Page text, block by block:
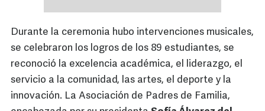
Durante la ceremonia hubo intervenciones musicales,
se celebraron los logros de los 89 estudiantes, se
reconoció la excelencia académica, el liderazgo, el
servicio a la comunidad, las artes, el deporte y la
innovación. La Asociación de Padres de Familia,